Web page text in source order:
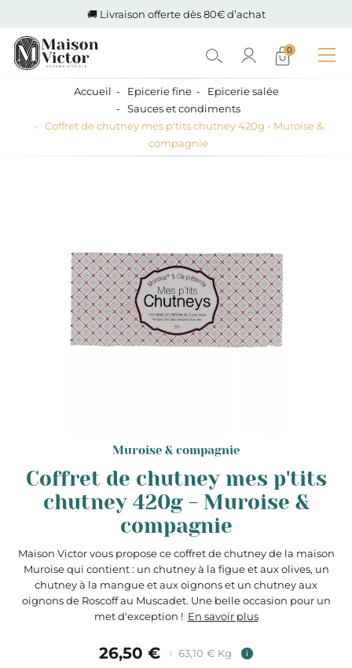
🚚 Livraison offerte dès 80€ d’achat
0
Accueil Epicerie fine
Epicerie salée
Sauces et condiments
Coffret de chutney mes p'tits chutney 420g - Muroise &
compagnie
Muroise & compagnie
Coffret de chutney mes p'tits
chutney 420g - Muroise &
compagnie
Maison Victor vous propose ce coffret de chutney de la maison
Muroise qui contient : un chutney à la figue et aux olives, un
chutney à la mangue et aux oignons et un chutney aux
oignons de Roscoff au Muscadet. Une belle occasion pour un
met d'exception ! En savoir plus
26,50 € 63,10 € Kg i